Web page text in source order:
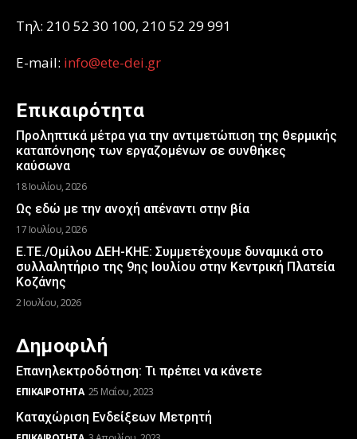
Τηλ: 210 52 30 100, 210 52 29 991
E-mail: info@ete-dei.gr
Επικαιρότητα
Προληπτικά μέτρα για την αντιμετώπιση της θερμικής
καταπόνησης των εργαζομένων σε συνθήκες
καύσωνα
18 Ιουλίου, 2026
Ως εδώ με την ανοχή απέναντι στην βία
17 Ιουλίου, 2026
Ε.ΤΕ./Ομίλου ΔΕΗ-ΚΗΕ: Συμμετέχουμε δυναμικά στο
συλλαλητήριο της 9ης Ιουλίου στην Κεντρική Πλατεία
Κοζάνης
2 Ιουλίου, 2026
Δημοφιλή
Επανηλεκτροδότηση: Τι πρέπει να κάνετε
ΕΠΙΚΑΙΡΌΤΗΤΑ 25 Μαΐου, 2023
Καταχώριση Ενδείξεων Μετρητή